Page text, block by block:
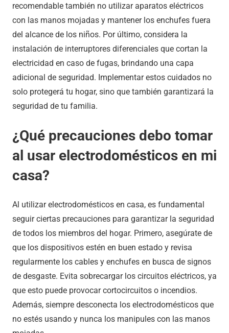
recomendable también no utilizar aparatos eléctricos
con las manos mojadas y mantener los enchufes fuera
del alcance de los niños. Por último, considera la
instalación de interruptores diferenciales que cortan la
electricidad en caso de fugas, brindando una capa
adicional de seguridad. Implementar estos cuidados no
solo protegerá tu hogar, sino que también garantizará la
seguridad de tu familia.
¿Qué precauciones debo tomar
al usar electrodomésticos en mi
casa?
Al utilizar electrodomésticos en casa, es fundamental
seguir ciertas precauciones para garantizar la seguridad
de todos los miembros del hogar. Primero, asegúrate de
que los dispositivos estén en buen estado y revisa
regularmente los cables y enchufes en busca de signos
de desgaste. Evita sobrecargar los circuitos eléctricos, ya
que esto puede provocar cortocircuitos o incendios.
Además, siempre desconecta los electrodomésticos que
no estés usando y nunca los manipules con las manos